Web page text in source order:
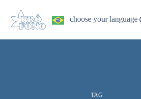
conteúdo
choose your language
TAG